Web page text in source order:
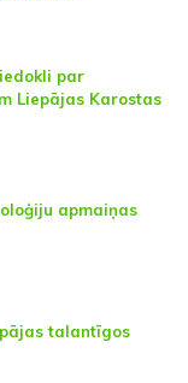
par
Liepājas Karostas
apmaiņas
talantīgos